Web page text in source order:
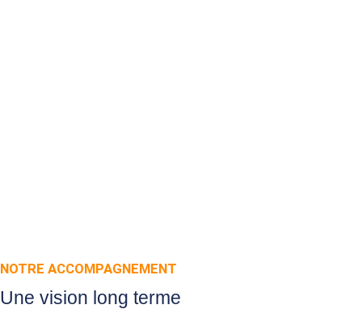
NOTRE ACCOMPAGNEMENT
Une vision long terme